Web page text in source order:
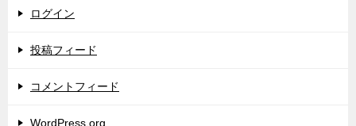
ログイン
投稿フィード
コメントフィード
WordPress.org